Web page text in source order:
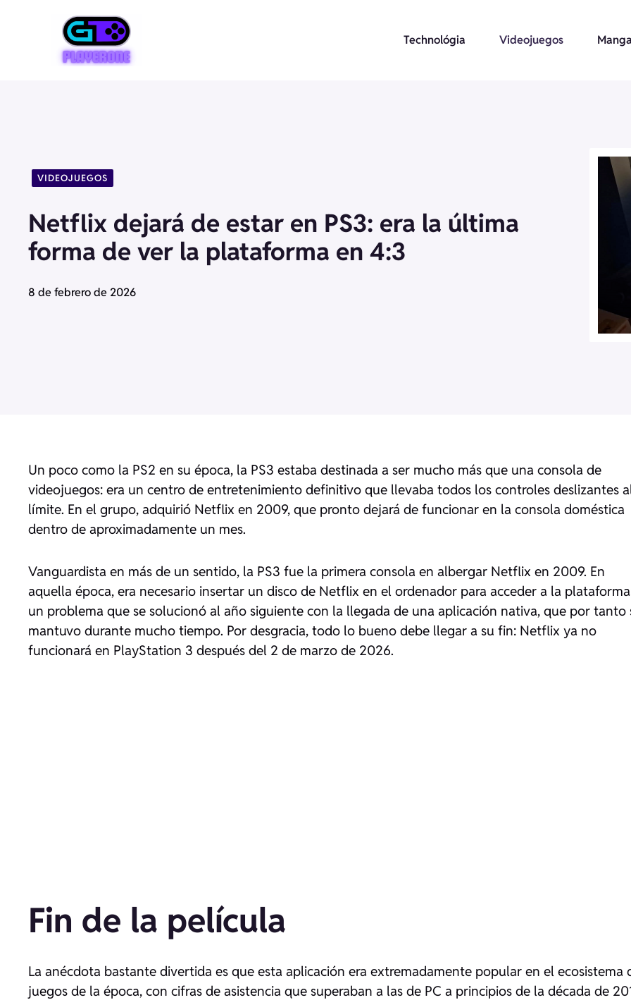
Technológia Videojuegos
VIDEOJUEGOS
Netflix dejará de estar en PS3: era la última
forma de ver la plataforma en 4:3
8 de febrero de 2026
Un poco como la PS2 en su época, la PS3 estaba destinada a ser mucho más que una consola de
videojuegos: era un centro de entretenimiento definitivo que llevaba todos los controles deslizantes
límite. En el grupo, adquirió Netflix en 2009, que pronto dejará de funcionar en la consola doméstica
dentro de aproximadamente un mes.
Vanguardista en más de un sentido, la PS3 fue la primera consola en albergar Netflix en 2009. En
aquella época, era necesario insertar un disco de Netflix en el ordenador para acceder a la
un problema que se solucionó al año siguiente con la llegada de una aplicación nativa, que por tanto
mantuvo durante mucho tiempo. Por desgracia, todo lo bueno debe llegar a su fin: Netflix ya no
funcionará en PlayStation 3 después del 2 de marzo de 2026.
Fin de la película
La anécdota bastante divertida es que esta aplicación era extremadamente popular en el ecosistema
juegos de la época, con cifras de asistencia que superaban a las de PC a principios de la década de